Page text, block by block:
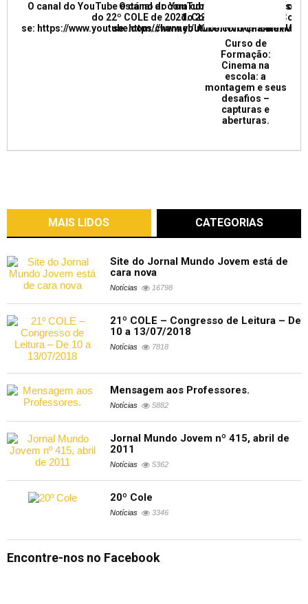
O canal do YouTube está no ar com conferências e mesas
do 22º COLE de 2021. Confira e inscreva
se: https://www.youtube.com/channel/
O canal do YouTube está no ar com
do 22º COLE de 2021.
se: https://www.youtube.com/channel/
Curso de
Formação:
Cinema na
escola: a
montagem e seus
desafios –
capturas e
aberturas.
MAIS LIDOS CATEGORIAS
Site do Jornal Mundo Jovem está de
cara nova
Notícias 16798
21º COLE – Congresso de Leitura – De
10 a 13/07/2018
Notícias 7818
Mensagem aos Professores.
Notícias 5882
Jornal Mundo Jovem nº 415, abril de
2011
Notícias 5362
20º Cole
Notícias 3346
Encontre-nos no Facebook